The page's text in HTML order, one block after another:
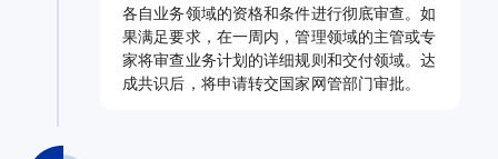
各自业务领域的资格和条件进行彻底审查。如
果满足要求，在一周内，管理领域的主管或专
家将审查业务计划的详细规则和交付领域。达
成共识后，将申请转交国家网管部门审批。